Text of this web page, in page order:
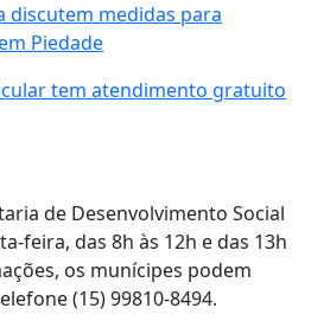
discutem medidas para
Piedade
tem atendimento gratuito
de Desenvolvimento Social
feira, das 8h às 12h e das 13h
os munícipes podem
(15) 99810-8494.